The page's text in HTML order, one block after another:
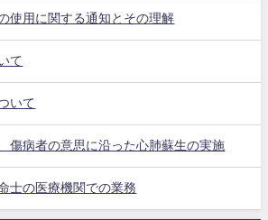
使用に関する通知とその理解
て
いて
病者の意思に沿った心肺蘇生の実施
士の医療機関での業務